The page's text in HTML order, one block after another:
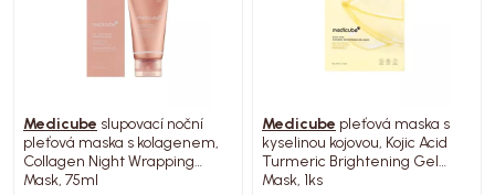
Medicube slupovací noční
pleťová maska s kolagenem,
Collagen Night Wrapping
Mask, 75ml
Medicube pleťová maska s
kyselinou kojovou, Kojic Acid
Turmeric Brightening Gel
Mask, 1ks